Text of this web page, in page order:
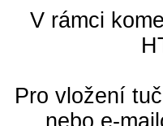
V rámci
Pro vložení
nebo e-